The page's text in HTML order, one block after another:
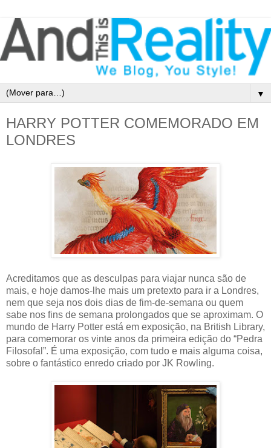
▼
HARRY POTTER COMEMORADO EM
LONDRES
Acreditamos que as desculpas para viajar nunca são de
mais, e hoje damos-lhe mais um pretexto para ir a Londres,
nem que seja nos dois dias de fim-de-semana ou quem
sabe nos fins de semana prolongados que se aproximam. O
mundo de Harry Potter está em exposição, na British Library,
para comemorar os vinte anos da primeira edição do “Pedra
Filosofal”. É uma exposição, com tudo e mais alguma coisa,
sobre o fantástico enredo criado por JK Rowling.